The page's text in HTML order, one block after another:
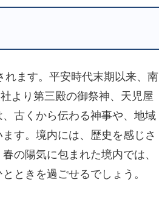
ます。平安時代末期以来、南
より第三殿の御祭神、天児屋
古くから伝わる神事や、地域
す。境内には、歴史を感じさ
の陽気に包まれた境内では、
ときを過ごせるでしょう。